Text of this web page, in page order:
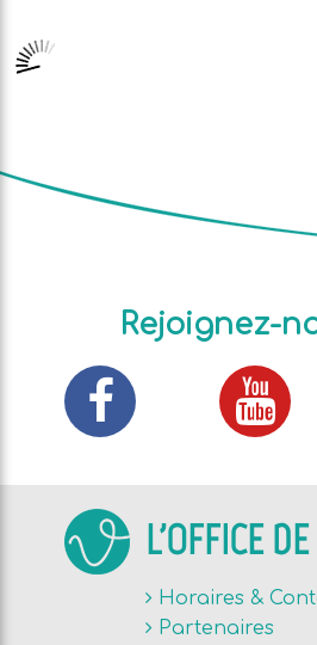
Rejoignez-
L'OFFICE
Horaires &
Partenaires